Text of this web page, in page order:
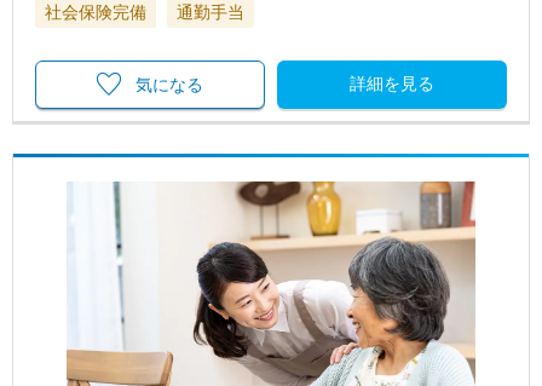
社会保険完備 通勤手当
詳細を見る
気になる